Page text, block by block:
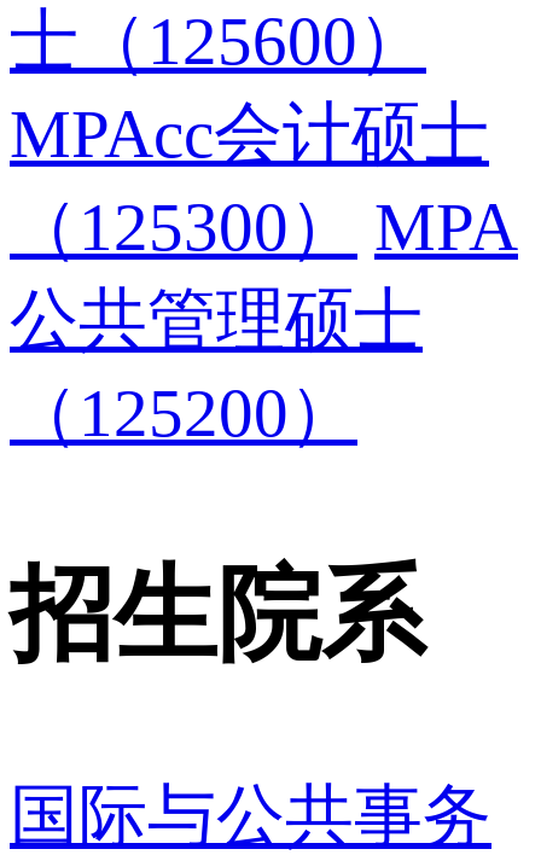
士（125600）
MPAcc会计硕士
（125300）
MPA
公共管理硕士
（125200）
招生院系
国际与公共事务